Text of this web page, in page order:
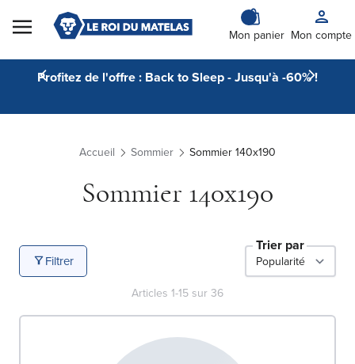
Skip to Content
Mon panier Mon compte
Profitez de l'offre : Back to Sleep - Jusqu'à -60% !
Accueil Sommier Sommier 140x190
Sommier 140x190
Filtrer
Trier par
Articles 1-15 sur 36